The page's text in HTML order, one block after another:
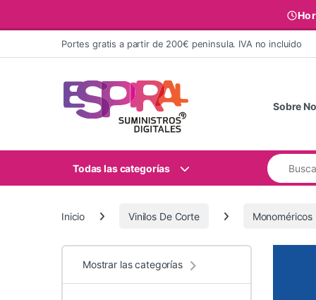
Ir al contenidoPortes gratis a partir de 200€ peninsula. IVA no incluido
Sobre
Todas las categorías
Buscar:
Inicio Vinilos De Corte Monoméricos
Mostrar las categorías